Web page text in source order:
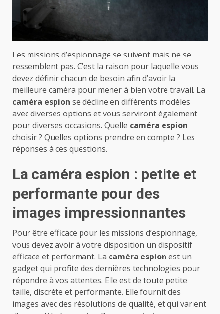
Les missions d’espionnage se suivent mais ne se
ressemblent pas. C’est la raison pour laquelle vous
devez définir chacun de besoin afin d’avoir la
meilleure caméra pour mener à bien votre travail. La
caméra espion se décline en différents modèles
avec diverses options et vous serviront également
pour diverses occasions. Quelle caméra espion
choisir ? Quelles options prendre en compte ? Les
réponses à ces questions.
La caméra espion : petite et
performante pour des
images impressionnantes
Pour être efficace pour les missions d’espionnage,
vous devez avoir à votre disposition un dispositif
efficace et performant. La caméra espion est un
gadget qui profite des dernières technologies pour
répondre à vos attentes. Elle est de toute petite
taille, discrète et performante. Elle fournit des
images avec des résolutions de qualité, et qui varient